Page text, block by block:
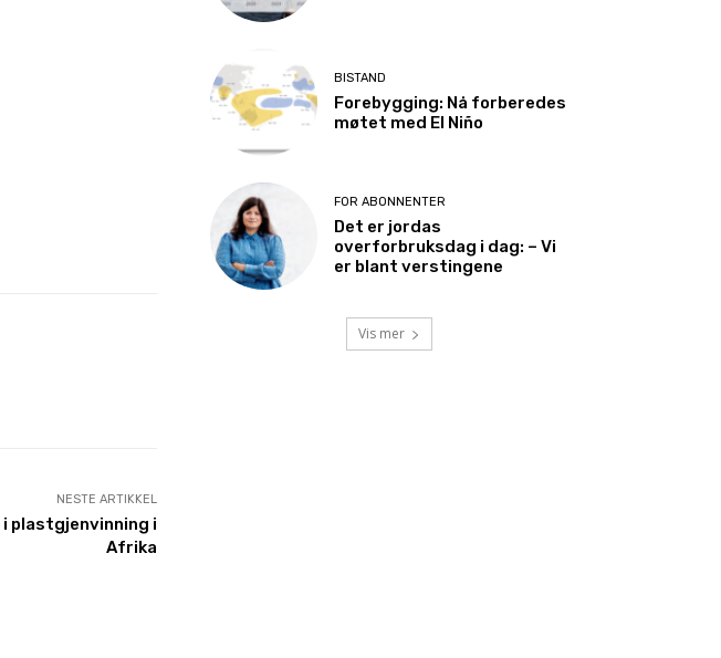
NESTE ARTIKKEL
plastgjenvinning i
Afrika
BISTAND
Forebygging: Nå forberedes
møtet med El Niño
FOR ABONNENTER
Det er jordas
overforbruksdag i dag: – Vi
er blant verstingene
Vis mer